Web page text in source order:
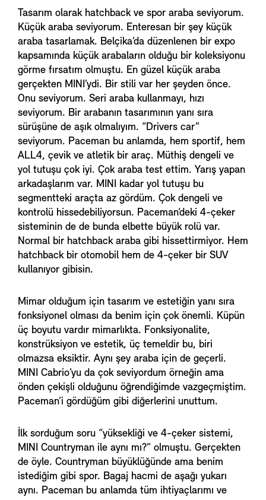
Tasarım olarak hatchback ve spor araba seviyorum.
Küçük araba seviyorum. Enteresan bir şey küçük
araba tasarlamak. Belçika’da düzenlenen bir expo
kapsamında küçük arabaların olduğu bir koleksiyonu
görme fırsatım olmuştu. En güzel küçük araba
gerçekten MINI’ydi. Bir stili var her şeyden önce.
Onu seviyorum. Seri araba kullanmayı, hızı
seviyorum. Bir arabanın tasarımının yanı sıra
sürüşüne de aşık olmalıyım. “Drivers car”
seviyorum. Paceman bu anlamda, hem sportif, hem
ALL4, çevik ve atletik bir araç. Müthiş dengeli ve
yol tutuşu çok iyi. Çok araba test ettim. Yarış yapan
arkadaşlarım var. MINI kadar yol tutuşu bu
segmentteki araçta az gördüm. Çok dengeli ve
kontrolü hissedebiliyorsun. Paceman’deki 4-çeker
sisteminin de de bunda elbette büyük rolü var.
Normal bir hatchback araba gibi hissettirmiyor. Hem
hatchback bir otomobil hem de 4-çeker bir SUV
kullanıyor gibisin.
Mimar olduğum için tasarım ve estetiğin yanı sıra
fonksiyonel olması da benim için çok önemli. Küpün
üç boyutu vardır mimarlıkta. Fonksiyonalite,
konstrüksiyon ve estetik, üç temeldir bu, biri
olmazsa eksiktir. Aynı şey araba için de geçerli.
MINI Cabrio’yu da çok seviyordum örneğin ama
önden çekişli olduğunu öğrendiğimde vazgeçmiştim.
Paceman’i gördüğüm gibi diğerlerini unuttum.
İlk sorduğum soru “yüksekliği ve 4-çeker sistemi,
MINI Countryman ile aynı mı?” olmuştu. Gerçekten
de öyle. Countryman büyüklüğünde ama benim
istediğim gibi spor. Bagaj hacmi de aşağı yukarı
aynı. Paceman bu anlamda tüm ihtiyaçlarımı ve